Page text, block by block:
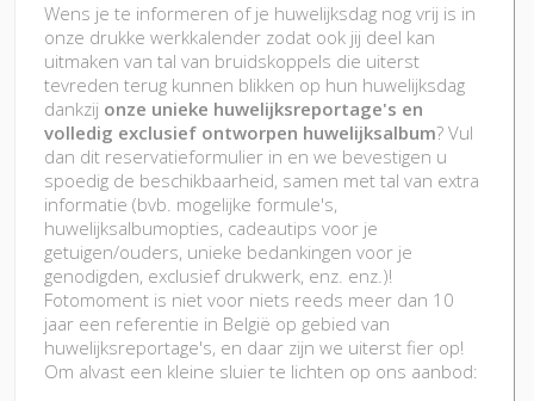
Wens je te informeren of je huwelijksdag nog vrij is in
onze drukke werkkalender zodat ook jij deel kan
uitmaken van tal van bruidskoppels die uiterst
tevreden terug kunnen blikken op hun huwelijksdag
dankzij onze unieke huwelijksreportage's en
volledig exclusief ontworpen huwelijksalbum? Vul
dan dit reservatieformulier in en we bevestigen u
spoedig de beschikbaarheid, samen met tal van extra
informatie (bvb. mogelijke formule's,
huwelijksalbumopties, cadeautips voor je
getuigen/ouders, unieke bedankingen voor je
genodigden, exclusief drukwerk, enz. enz.)!
Fotomoment is niet voor niets reeds meer dan 10
jaar een referentie in België op gebied van
huwelijksreportage's, en daar zijn we uiterst fier op!
Om alvast een kleine sluier te lichten op ons aanbod: